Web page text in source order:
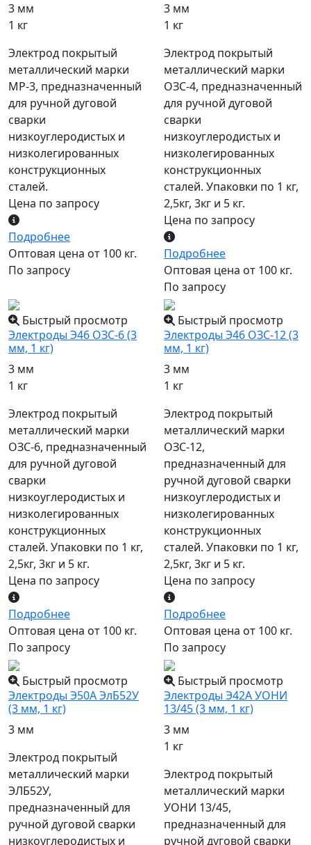
3 мм
1 кг
Электрод покрытый
металлический марки
МР-3, предназначенный
для ручной дуговой
сварки
низкоуглеродистых и
низколегированных
конструкционных
сталей.
Цена по запросу
Подробнее
Оптовая цена от 100 кг.
По запросу
3 мм
1 кг
Электрод покрытый
металлический марки
ОЗС-4, предназначенный
для ручной дуговой
сварки
низкоуглеродистых и
низколегированных
конструкционных
сталей. Упаковки по 1 кг,
2,5кг, 3кг и 5 кг.
Цена по запросу
Подробнее
Оптовая цена от 100 кг.
По запросу
Быстрый просмотр
Электроды Э46 ОЗС-6 (3
мм, 1 кг)
3 мм
1 кг
Электрод покрытый
металлический марки
ОЗС-6, предназначенный
для ручной дуговой
сварки
низкоуглеродистых и
низколегированных
конструкционных
сталей. Упаковки по 1 кг,
2,5кг, 3кг и 5 кг.
Цена по запросу
Подробнее
Оптовая цена от 100 кг.
По запросу
Быстрый просмотр
Электроды Э46 ОЗС-12 (3
мм, 1 кг)
3 мм
1 кг
Электрод покрытый
металлический марки
ОЗС-12,
предназначенный для
ручной дуговой сварки
низкоуглеродистых и
низколегированных
конструкционных
сталей. Упаковки по 1 кг,
2,5кг, 3кг и 5 кг.
Цена по запросу
Подробнее
Оптовая цена от 100 кг.
По запросу
Быстрый просмотр
Электроды Э50А ЭлБ52У
(3 мм, 1 кг)
3 мм
Электрод покрытый
металлический марки
ЭЛБ52У,
предназначенный для
ручной дуговой сварки
низкоуглеродистых и
Быстрый просмотр
Электроды Э42А УОНИ
13/45 (3 мм, 1 кг)
3 мм
1 кг
Электрод покрытый
металлический марки
УОНИ 13/45,
предназначенный для
ручной дуговой сварки